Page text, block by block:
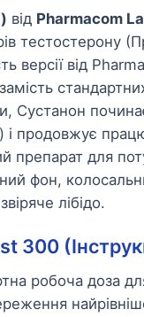
від Pharmacom
тестостерону
версії від
Сустанон
і продовжує
препарат для
фон,
лібідо.
300
робоча доза